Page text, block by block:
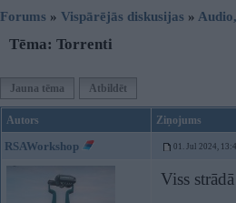
Forums » Vispārējās diskusijas »
Tēma: Torrenti
Jauna tēma Atbildēt
Autors Ziņojums
RSAWorkshop 01. Jul 2024,
Viss strādā